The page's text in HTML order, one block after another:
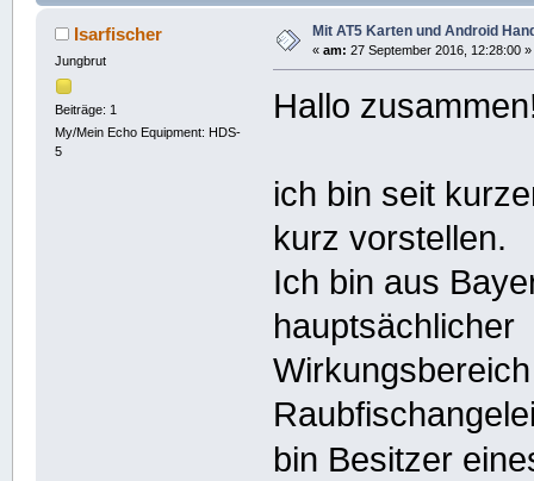
Isarfischer
Jungbrut
Beiträge: 1
My/Mein Echo Equipment: HDS-
5
Mit AT5 Karten und Android
« am: 27 September 2016, 12:28:00 »
Hallo
ich bin seit
kurz vorstellen.
Ich bin aus
hauptsächlicher
bin Besitzer